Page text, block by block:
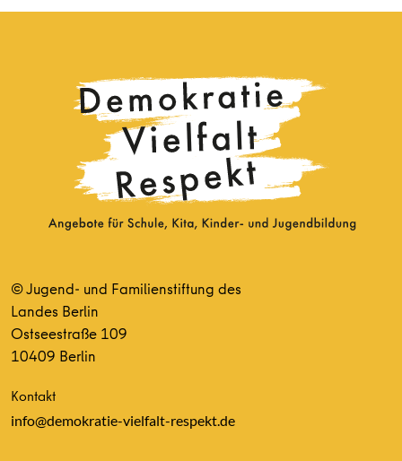
© Jugend- und Familienstiftung des
Landes Berlin
Ostseestraße 109
10409 Berlin
Kontakt
info@demokratie-vielfalt-respekt.de